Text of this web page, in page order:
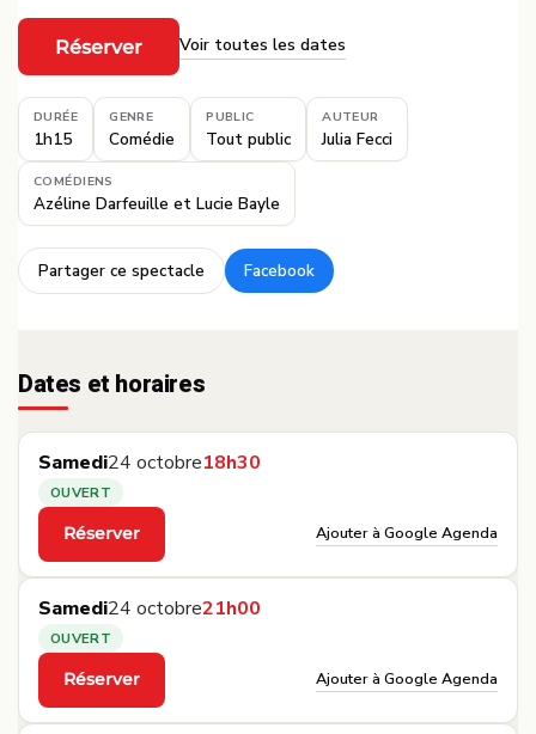
Réserver Voir toutes les dates
DURÉE
1h15
GENRE
Comédie
PUBLIC
Tout public
AUTEUR
Julia Fecci
COMÉDIENS
Azéline Darfeuille et Lucie Bayle
Partager ce spectacle
·
Facebook
Dates et horaires
Samedi24 octobre18h30
OUVERT
Réserver
·
Ajouter à Google Agenda
Samedi24 octobre21h00
OUVERT
Réserver
·
Ajouter à Google Agenda